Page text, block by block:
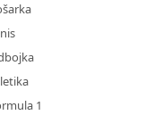
1